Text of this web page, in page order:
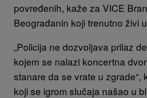
povređenih, kaže za VICE
Beograđanin koji trenutno živi
„Policija ne dozvoljava prilaz
kojem se nalazi koncertna
stanare da se vrate u zgrade“,
koji se igrom slučaja našao u